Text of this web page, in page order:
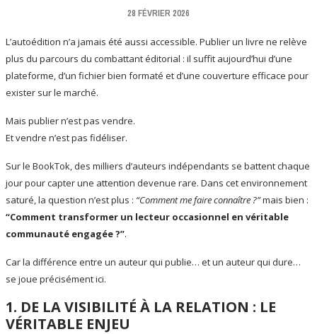
28 FÉVRIER 2026
L’autoédition n’a jamais été aussi accessible. Publier un livre ne relève
plus du parcours du combattant éditorial : il suffit aujourd’hui d’une
plateforme, d’un fichier bien formaté et d’une couverture efficace pour
exister sur le marché.
Mais publier n’est pas vendre.
Et vendre n’est pas fidéliser.
Sur le BookTok, des milliers d’auteurs indépendants se battent chaque
jour pour capter une attention devenue rare. Dans cet environnement
saturé, la question n’est plus : “Comment me faire connaître ?”mais bien :
“Comment transformer un lecteur occasionnel en véritable
communauté engagée ?”.
Car la différence entre un auteur qui publie… et un auteur qui dure…
se joue précisément ici.
1. DE LA VISIBILITÉ À LA RELATION : LE
VÉRITABLE ENJEU